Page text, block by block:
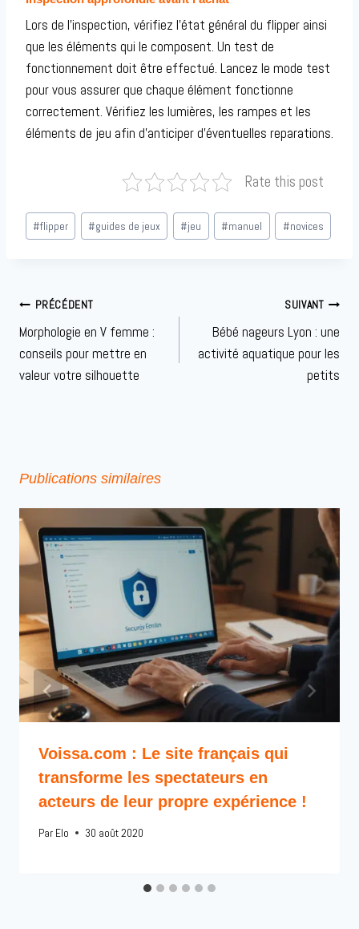
Lors de l’inspection, vérifiez l’état général du flipper ainsi
que les éléments qui le composent. Un test de
fonctionnement doit être effectué. Lancez le mode test
pour vous assurer que chaque élément fonctionne
correctement. Vérifiez les lumières, les rampes et les
éléments de jeu afin d’anticiper d’éventuelles reparations.
Rate this post
Étiquettes
de
#flipper #guides de jeux #jeu #manuel #novices
Navigation
de
l’article
PRÉCÉDENT
Morphologie en V femme :
conseils pour mettre en
valeur votre silhouette
SUIVANT
Bébé nageurs Lyon : une
activité aquatique pour les
petits
Publications similaires
Voissa.com : Le site français qui
transforme les spectateurs en
acteurs de leur propre expérience !
Par Elo 30 août 2020